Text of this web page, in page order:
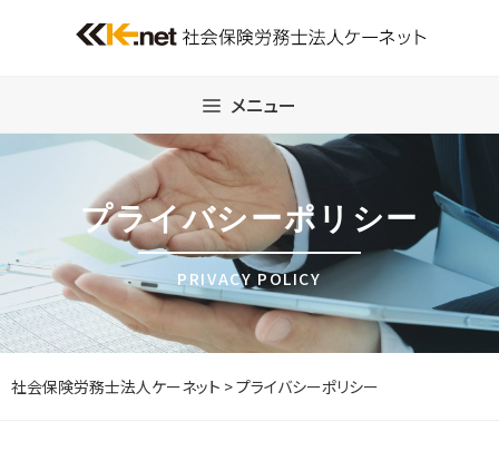
メニュー
プライバシーポリシー
PRIVACY POLICY
社会保険労務士法人ケーネット >プライバシーポリシー